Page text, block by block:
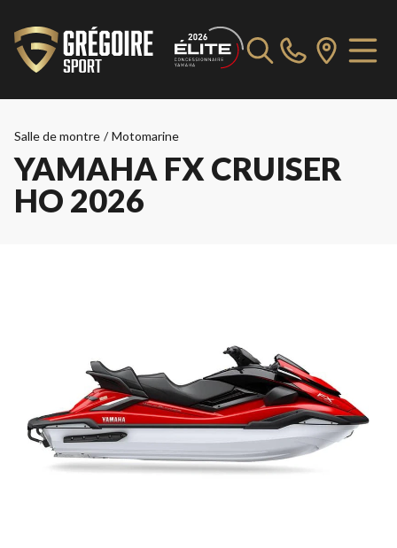
Salle de montre / Motomarine
YAMAHA FX CRUISER
HO 2026